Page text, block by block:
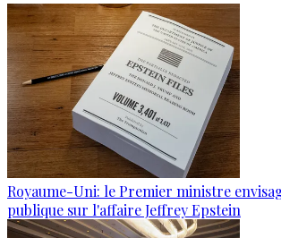
Royaume-Uni: le Premier ministre
publique sur l'affaire Jeffrey Epstein